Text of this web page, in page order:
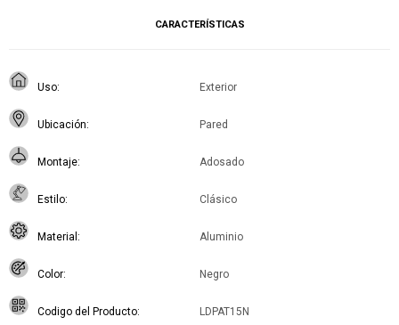
CARACTERÍSTICAS
Uso Exterior
Ubicación Pared
Montaje Adosado
Estilo Clásico
Material Aluminio
Color Negro
Codigo del Producto LDPAT15N